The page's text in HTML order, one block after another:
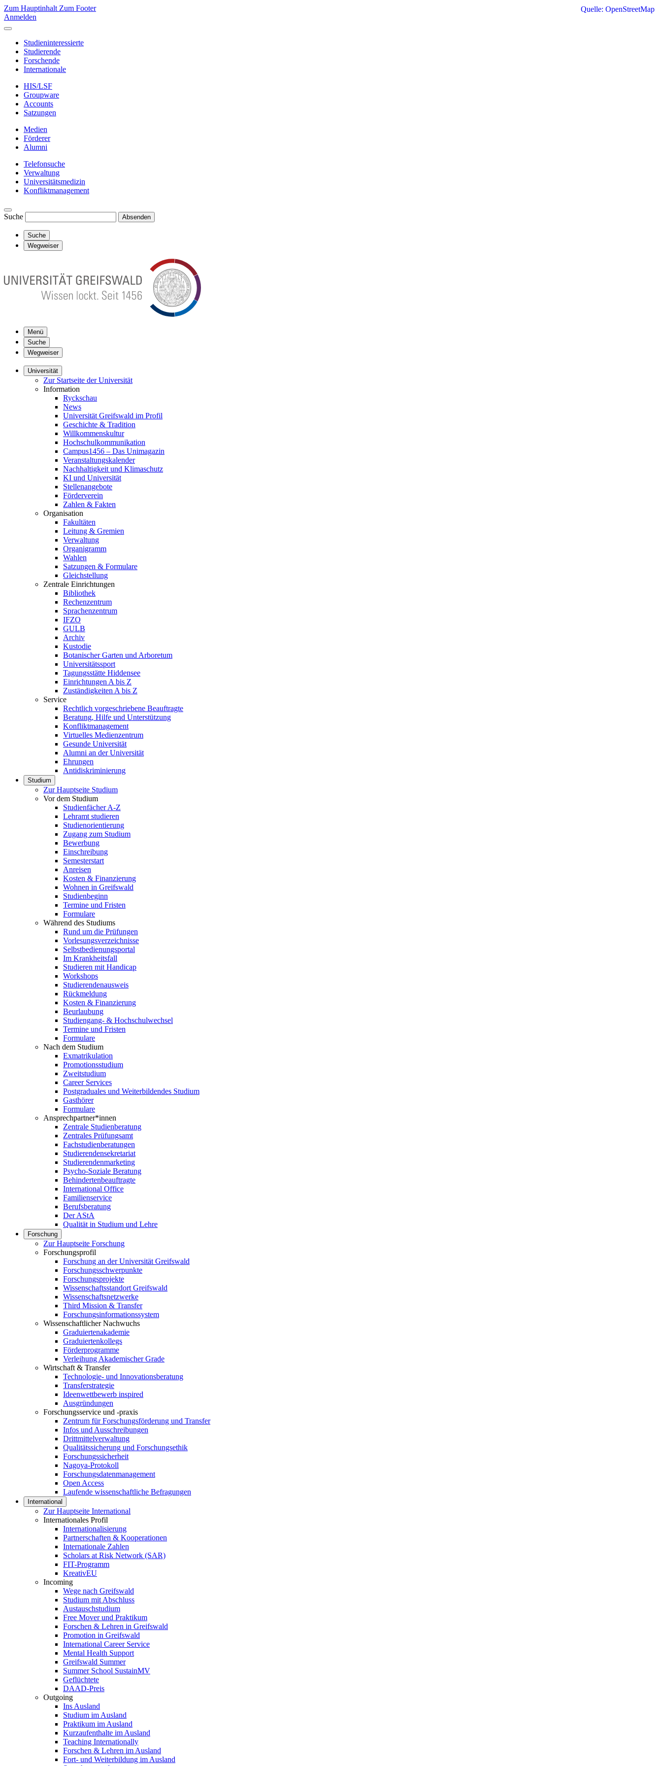
Zum Hauptinhalt Zum Footer
Anmelden
Studieninteressierte
Studierende
Forschende
Internationale
HIS/LSF
Groupware
Accounts
Satzungen
Medien
Förderer
Alumni
Telefonsuche
Verwaltung
Universitätsmedizin
Konfliktmanagement
Suche Absenden
Suche
Wegweiser
Menü
Suche
Wegweiser
Universität
Zur Startseite der Universität
Information
Ryckschau
News
Universität Greifswald im Profil
Geschichte & Tradition
Willkommenskultur
Hochschulkommunikation
Campus1456 – Das Unimagazin
Veranstaltungskalender
Nachhaltigkeit und Klimaschutz
KI und Universität
Stellenangebote
Förderverein
Zahlen & Fakten
Organisation
Fakultäten
Leitung & Gremien
Verwaltung
Organigramm
Wahlen
Satzungen & Formulare
Gleichstellung
Zentrale Einrichtungen
Bibliothek
Rechenzentrum
Sprachenzentrum
IFZO
GULB
Archiv
Kustodie
Botanischer Garten und Arboretum
Universitätssport
Tagungsstätte Hiddensee
Einrichtungen A bis Z
Zuständigkeiten A bis Z
Service
Rechtlich vorgeschriebene Beauftragte
Beratung, Hilfe und Unterstützung
Konfliktmanagement
Virtuelles Medienzentrum
Gesunde Universität
Alumni an der Universität
Ehrungen
Antidiskriminierung
Studium
Zur Hauptseite Studium
Vor dem Studium
Studienfächer A-Z
Lehramt studieren
Studienorientierung
Zugang zum Studium
Bewerbung
Einschreibung
Semesterstart
Anreisen
Kosten & Finanzierung
Wohnen in Greifswald
Studienbeginn
Termine und Fristen
Formulare
Während des Studiums
Rund um die Prüfungen
Vorlesungsverzeichnisse
Selbstbedienungsportal
Im Krankheitsfall
Studieren mit Handicap
Workshops
Studierendenausweis
Rückmeldung
Kosten & Finanzierung
Beurlaubung
Studiengang- & Hochschulwechsel
Termine und Fristen
Formulare
Nach dem Studium
Exmatrikulation
Promotionsstudium
Zweitstudium
Career Services
Postgraduales und Weiterbildendes Studium
Gasthörer
Formulare
Ansprechpartner*innen
Zentrale Studienberatung
Zentrales Prüfungsamt
Fachstudienberatungen
Studierendensekretariat
Studierendenmarketing
Psycho-Soziale Beratung
Behindertenbeauftragte
International Office
Familienservice
Berufsberatung
Der AStA
Qualität in Studium und Lehre
Forschung
Zur Hauptseite Forschung
Forschungsprofil
Forschung an der Universität Greifswald
Forschungsschwerpunkte
Forschungsprojekte
Wissenschaftsstandort Greifswald
Wissenschaftsnetzwerke
Third Mission & Transfer
Forschungsinformationssystem
Wissenschaftlicher Nachwuchs
Graduiertenakademie
Graduiertenkollegs
Förderprogramme
Verleihung Akademischer Grade
Wirtschaft & Transfer
Technologie- und Innovationsberatung
Transferstrategie
Ideenwettbewerb inspired
Ausgründungen
Forschungsservice und -praxis
Zentrum für Forschungsförderung und Transfer
Infos und Ausschreibungen
Drittmittelverwaltung
Qualitätssicherung und Forschungsethik
Forschungssicherheit
Nagoya-Protokoll
Forschungsdatenmanagement
Open Access
Laufende wissenschaftliche Befragungen
International
Zur Hauptseite International
Internationales Profil
Internationalisierung
Partnerschaften & Kooperationen
Internationale Zahlen
Scholars at Risk Network (SAR)
FIT-Programm
KreativEU
Incoming
Wege nach Greifswald
Studium mit Abschluss
Austauschstudium
Free Mover und Praktikum
Forschen & Lehren in Greifswald
Promotion in Greifswald
International Career Service
Mental Health Support
Greifswald Summer
Summer School SustainMV
Geflüchtete
DAAD-Preis
Outgoing
Ins Ausland
Studium im Ausland
Praktikum im Ausland
Kurzaufenthalte im Ausland
Teaching Internationally
Forschen & Lehren im Ausland
Fort- und Weiterbildung im Ausland
Quelle: OpenStreetMap